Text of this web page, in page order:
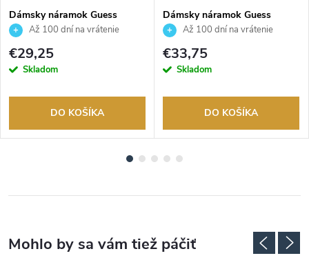
Dámsky náramok Guess
JUBB06288JWYGS
Až 100 dní na vrátenie
tovaru. Autorizovaný predajca.
€29,25
Skladom
DO KOŠÍKA
Dámsky náramok Guess
JUBB05378JWYGS
Až 100 dní na vrátenie
tovaru. Autorizovaný predajca.
€33,75
Skladom
DO KOŠÍKA